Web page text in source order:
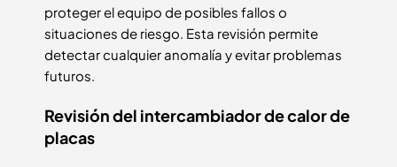
proteger el equipo de posibles fallos o
situaciones de riesgo. Esta revisión permite
detectar cualquier anomalía y evitar problemas
futuros.
Revisión del intercambiador de calor de
placas